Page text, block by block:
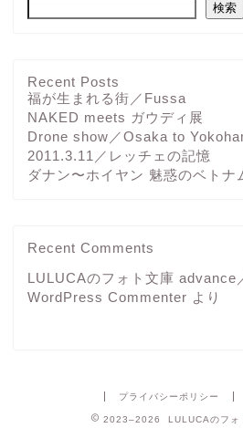
検索
Recent Posts
福が生まれる街／Fussa
NAKED meets ガウディ展
Drone show／Osaka to
2011.3.11／レッチェの記憶
ダナン〜ホイヤン 魅惑のベトナ
Recent Comments
LULUCAのフォト文庫 advance
WordPress Commenter より
プライバシーポリシー
2023–2026 LULUCAのフォ